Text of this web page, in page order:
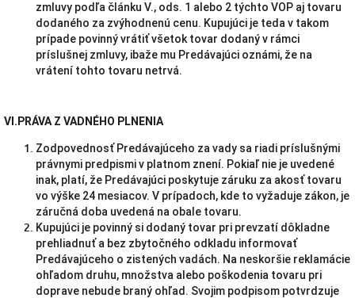
zmluvy podľa článku V., ods. 1 alebo 2 týchto VOP aj tovaru
dodaného za zvýhodnenú cenu. Kupujúci je teda v takom
prípade povinný vrátiť všetok tovar dodaný v rámci
príslušnej zmluvy, ibaže mu Predávajúci oznámi, že na
vrátení tohto tovaru netrvá.
VI.PRÁVA Z VADNÉHO PLNENIA
Zodpovednosť Predávajúceho za vady sa riadi príslušnými
právnymi predpismi v platnom znení. Pokiaľ nie je uvedené
inak, platí, že Predávajúci poskytuje záruku za akosť tovaru
vo výške 24 mesiacov. V prípadoch, kde to vyžaduje zákon, je
záručná doba uvedená na obale tovaru.
Kupujúci je povinný si dodaný tovar pri prevzatí dôkladne
prehliadnuť a bez zbytočného odkladu informovať
Predávajúceho o zistených vadách. Na neskoršie reklamácie
ohľadom druhu, množstva alebo poškodenia tovaru pri
doprave nebude braný ohľad. Svojim podpisom potvrdzuje